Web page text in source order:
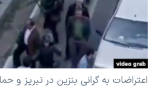
فرهنگ و زندگی
حقوق شهروندی
علم و فناوری
مستندها
انتخابات ریاست جمهوری آمریکا ۲۰۲۴
حمله جمهوری اسلامی به اسرائیل
رمز مهسا
دنبال کنید
اعتراضات به گرانی بنزین در تبریز و